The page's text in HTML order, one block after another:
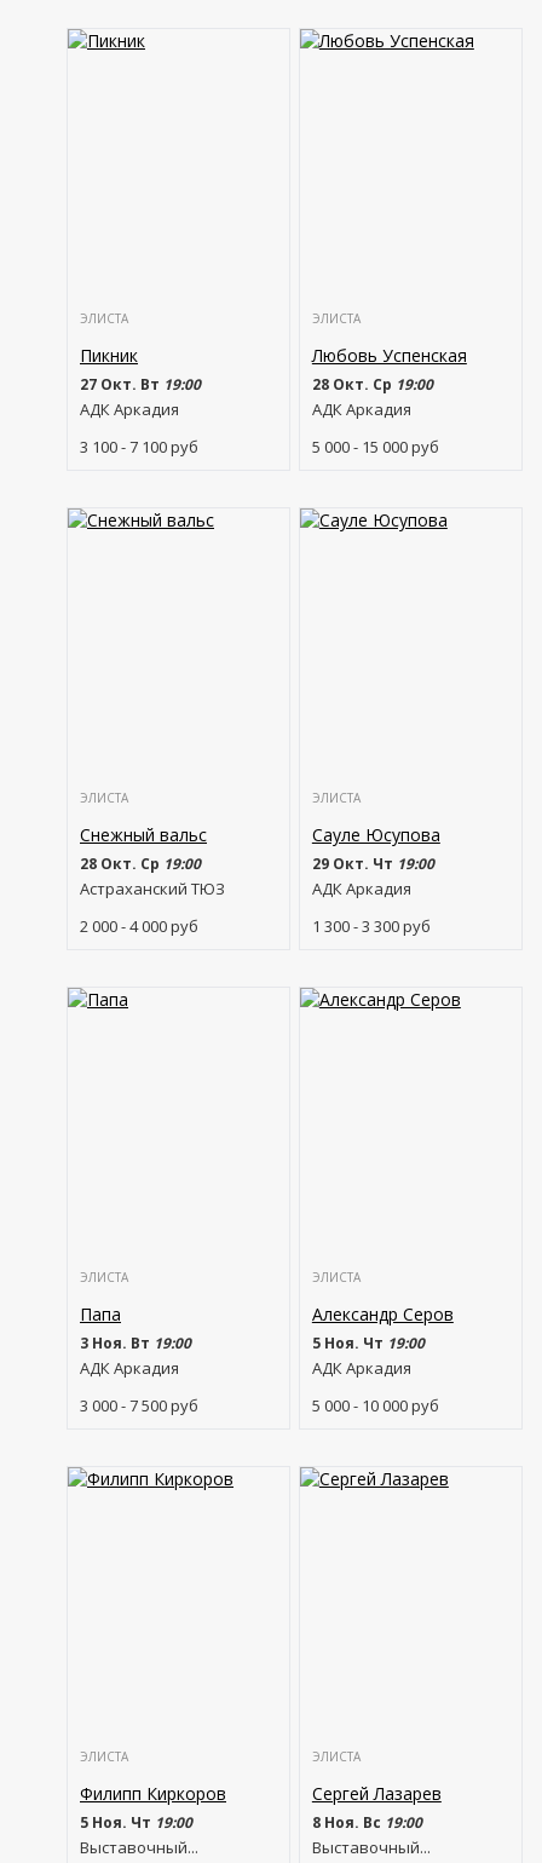
ЭЛИСТА
Пикник
27 Окт. Вт 19:00
АДК Аркадия
3 100 - 7 100руб
ЭЛИСТА
Любовь Успенская
28 Окт. Ср 19:00
АДК Аркадия
5 000 - 15 000руб
ЭЛИСТА
Снежный вальс
28 Окт. Ср 19:00
Астраханский ТЮЗ
2 000 - 4 000руб
ЭЛИСТА
Сауле Юсупова
29 Окт. Чт 19:00
АДК Аркадия
1 300 - 3 300руб
ЭЛИСТА
Папа
3 Ноя. Вт 19:00
АДК Аркадия
3 000 - 7 500руб
ЭЛИСТА
Александр Серов
5 Ноя. Чт 19:00
АДК Аркадия
5 000 - 10 000руб
ЭЛИСТА
Филипп Киркоров
5 Ноя. Чт 19:00
Выставочный...
ЭЛИСТА
Сергей Лазарев
8 Ноя. Вс 19:00
Выставочный...